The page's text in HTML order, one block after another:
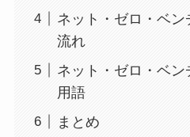
ネット・ゼロ・ベ
流れ
ネット・ゼロ・ベ
用語
まとめ